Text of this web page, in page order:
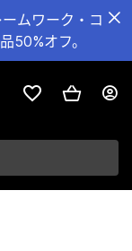
ムワーク・コ
50%オフ。